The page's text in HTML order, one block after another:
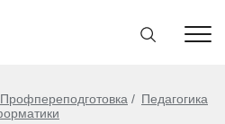
Профпереподготовка
Педагогика